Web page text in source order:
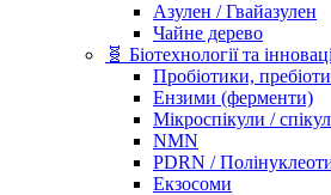
Азулен / Гвайазулен
Чайне дерево
🧬 Біотехнології та
Пробіотики,
Ензими (ферменти)
Мікроспікули /
NMN
PDRN /
Екзосоми